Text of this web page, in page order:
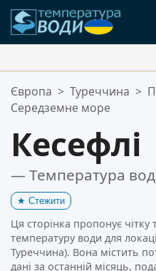
Ваші Улюблені Місця:
Ваш список обраного
Європа > Туреччина >
Середземне море
Кесефлі
— Температура
★ Стежити
Ця сторінка пропонує
температуру води для
Туреччина). Вона містить
дані за останній місяць,